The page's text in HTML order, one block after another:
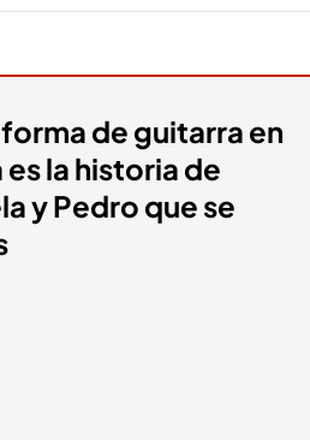
de guitarra en
la historia de
y Pedro que se